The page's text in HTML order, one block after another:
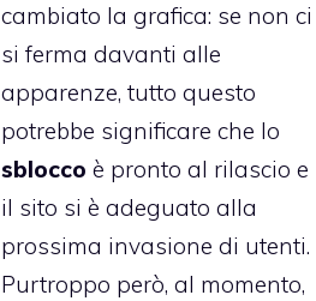
cambiato la grafica: se non ci
si ferma davanti alle
apparenze, tutto questo
potrebbe significare che lo
sblocco è pronto al rilascio e
il sito si è adeguato alla
prossima invasione di utenti.
Purtroppo però, al momento,